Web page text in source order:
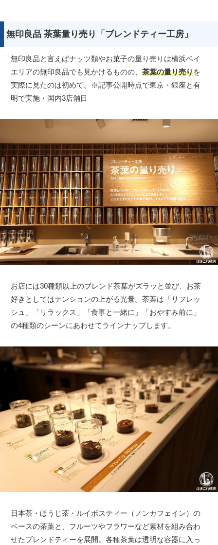
無印良品 茶葉量り売り「ブレンドティー工房」
無印良品と言えばナッツ類やお菓子の量り売りは横浜ベイ
エリアの無印良品でも見かけるものの、茶葉の量り売りを
実際に見たのは初めて。※記事公開時点で東京・銀座と有
明で実施・国内3店舗目
お店には30種類以上のブレンド茶葉がズラッと並び、お茶
好きとしてはテンションの上がる光景。茶葉は「リフレッ
シュ」「リラックス」「食事と一緒に」「おやすみ前に」
の4種類のシーンにあわせてラインナップします。
日本茶・ほうじ茶・ルイボスティー（ノンカフェイン）の
ベースの茶葉と、フルーツやフラワーなど素材を組み合わ
せたブレンドティーを展開。各種茶葉は透明な容器に入っ